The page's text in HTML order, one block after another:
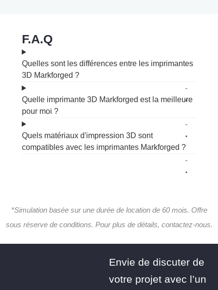
F.A.Q
Quelles sont les différences entre les imprimantes
3D Markforged ?
Quelle imprimante 3D Markforged est la meilleure
pour moi ?
Quels matériaux d'impression 3D sont
compatibles avec les imprimantes Markforged ?
*Simulation basée sur une durée de location de 60 mois. Offre
sous réserve de conditions. Pour plus de détails, contactez-nous.
Envie de discuter de
votre projet avec l’un